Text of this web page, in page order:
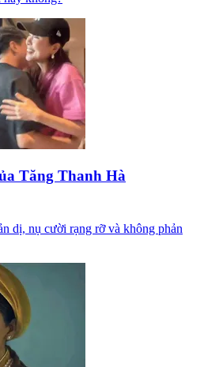
Tăng Thanh Hà
dị, nụ cười rạng rỡ và không phản